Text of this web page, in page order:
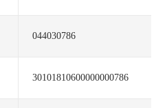
044030786
30101810600000000786
Контакты
Партнерство